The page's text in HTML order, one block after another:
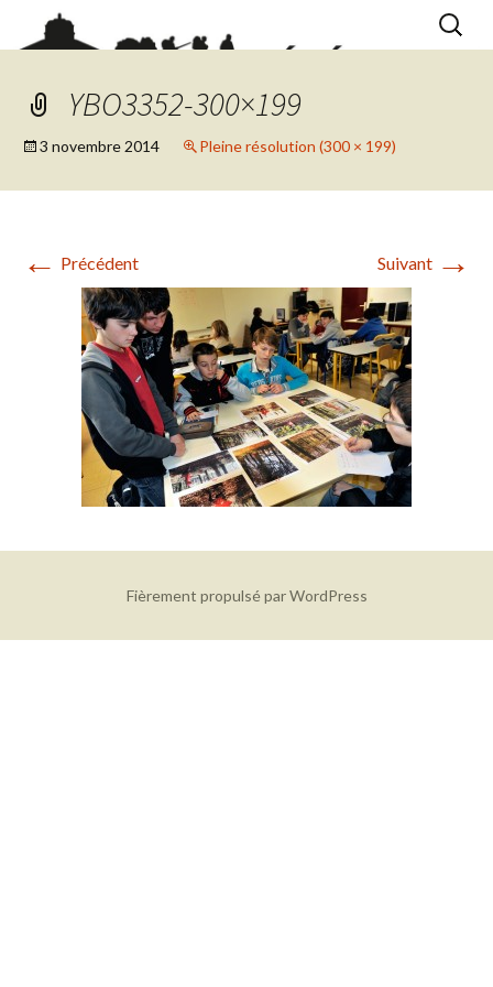
YBO3352-300×199
3 novembre 2014 Pleine résolution (300 × 199)
← Précédent Suivant →
Fièrement propulsé par WordPress